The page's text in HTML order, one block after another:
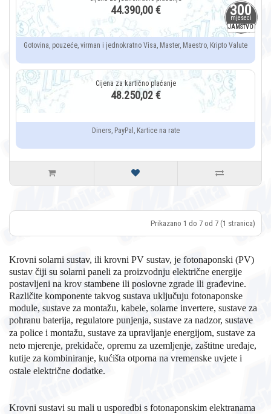
300
mjeseci
JAMSTVO
44.390,00 €
Gotovina, pouzeće, virman i jednokratno Visa, Master, Maestro, Kripto Valute
48.250,02 €
Diners, PayPal, Kartice na rate
Prikazano 1 do 7 od 7 (1 stranica)
Krovni solarni sustav, ili krovni PV sustav, je fotonaponski (PV)
sustav čiji su solarni paneli za proizvodnju električne energije
postavljeni na krov stambene ili poslovne zgrade ili građevine.
Različite komponente takvog sustava uključuju fotonaponske
module, sustave za montažu, kabele, solarne invertere, sustave za
pohranu baterija, regulatore punjenja, sustave za nadzor, sustave
za police i montažu, sustave za upravljanje energijom, sustave za
neto mjerenje, prekidače, opremu za uzemljenje, zaštitne uređaje,
kutije za kombiniranje, kućišta otporna na vremenske uvjete i
ostale električne dodatke.
Krovni sustavi su mali u usporedbi s fotonaponskim elektranama